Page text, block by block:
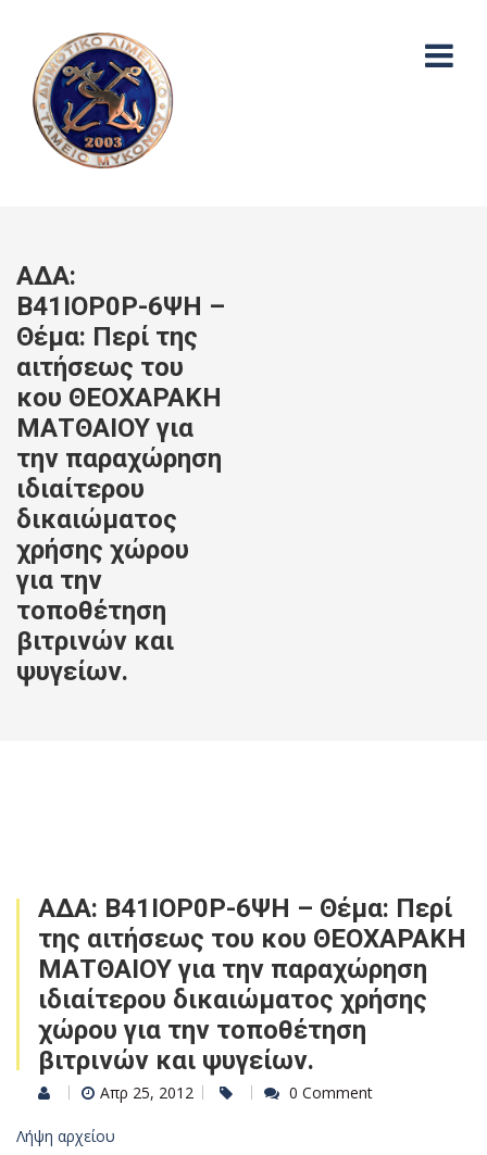
ΑΔΑ:
Β41ΙΟΡ0Ρ-6ΨΗ –
Θέμα: Περί της
αιτήσεως του
κου ΘΕΟΧΑΡΑΚΗ
ΜΑΤΘΑΙΟΥ για
την παραχώρηση
ιδιαίτερου
δικαιώματος
χρήσης χώρου
για την
τοποθέτηση
βιτρινών και
ψυγείων.
ΑΔΑ: Β41ΙΟΡ0Ρ-6ΨΗ – Θέμα: Περί
της αιτήσεως του κου ΘΕΟΧΑΡΑΚΗ
ΜΑΤΘΑΙΟΥ για την παραχώρηση
ιδιαίτερου δικαιώματος χρήσης
χώρου για την τοποθέτηση
βιτρινών και ψυγείων.
Απρ 25, 2012 0 Comment
Λήψη αρχείου